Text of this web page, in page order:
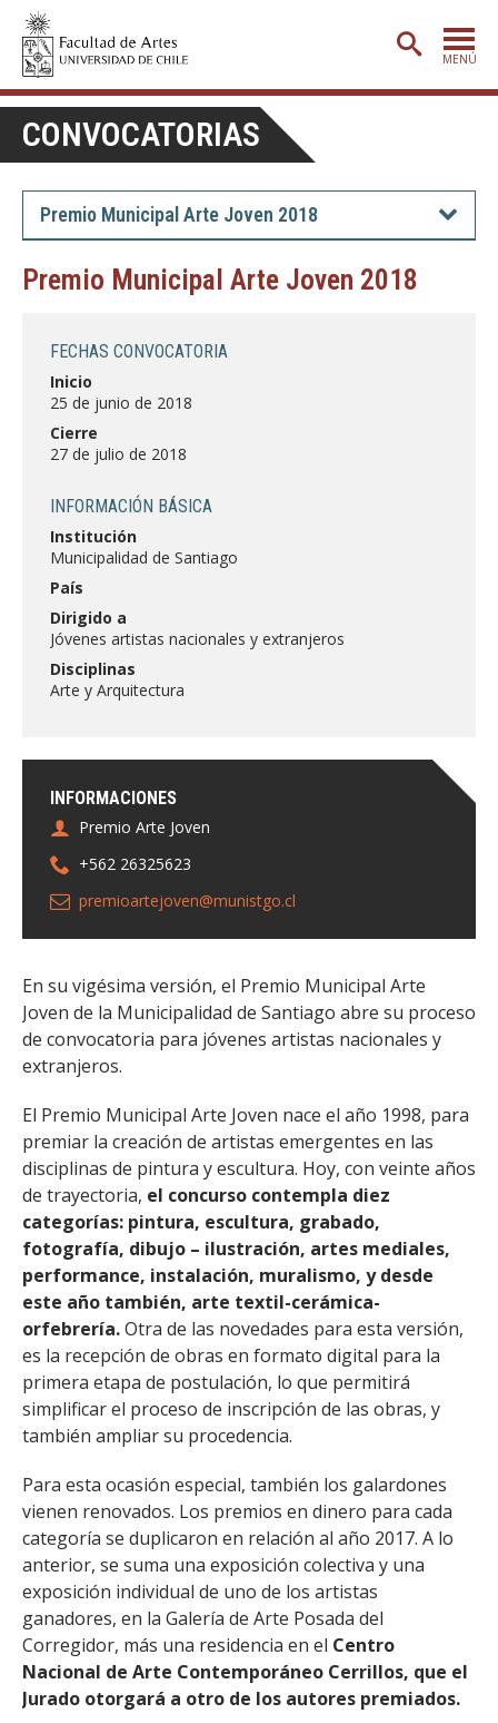
MENÚ
PORTADA
ADMISIÓN
ETAPA BÁSICA
CARRERAS
POSTGRADO
DEPARTAMENTOS
FACULTAD
Estudiantes
CONVOCATORIAS
Premio Municipal Arte Joven 2018
Premio Municipal Arte Joven 2018
INFORMACIONES
Premio Arte Joven
+562 26325623
premioartejoven@munistgo.cl
FECHAS CONVOCATORIA
Inicio
25 de junio de 2018
Cierre
27 de julio de 2018
INFORMACIÓN BÁSICA
Institución
Municipalidad de Santiago
País
Dirigido a
Jóvenes artistas nacionales y extranjeros
Disciplinas
Arte y Arquitectura
En su vigésima versión, el Premio Municipal Arte
Joven de la Municipalidad de Santiago abre su proceso
de convocatoria para jóvenes artistas nacionales y
extranjeros.
El Premio Municipal Arte Joven nace el año 1998, para
premiar la creación de artistas emergentes en las
disciplinas de pintura y escultura. Hoy, con veinte años
de trayectoria, el concurso contempla diez
categorías: pintura, escultura, grabado,
fotografía, dibujo – ilustración, artes mediales,
performance, instalación, muralismo, y desde
este año también, arte textil-cerámica-
orfebrería.Otra de las novedades para esta versión,
es la recepción de obras en formato digital para la
primera etapa de postulación, lo que permitirá
simplificar el proceso de inscripción de las obras, y
también ampliar su procedencia.
Para esta ocasión especial, también los galardones
vienen renovados. Los premios en dinero para cada
categoría se duplicaron en relación al año 2017. A lo
anterior, se suma una exposición colectiva y una
exposición individual de uno de los artistas
ganadores, en la Galería de Arte Posada del
Corregidor, más una residencia en el Centro
Nacional de Arte Contemporáneo Cerrillos, que el
Jurado otorgará a otro de los autores premiados.